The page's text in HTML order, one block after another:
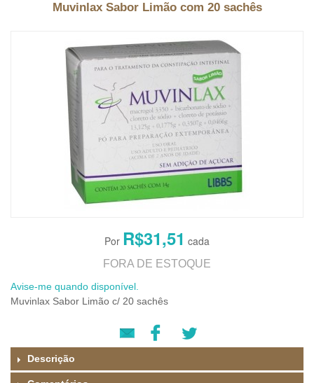
Muvinlax Sabor Limão com 20 sachês
R$31,51
FORA DE ESTOQUE
Avise-me quando disponível.
Muvinlax Sabor Limão c/ 20 sachês
Descrição